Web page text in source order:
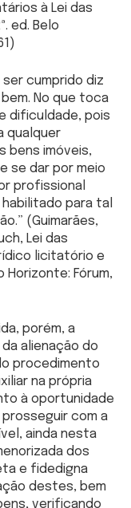
à Lei das
ed. Belo
cumprido diz
No que toca
dificuldade, pois
qualquer
bens imóveis,
se dar por meio
profissional
para tal
(Guimarães,
Lei das
licitatório e
Horizonte: Fórum,
porém, a
alienação do
procedimento
na própria
à oportunidade
com a
ainda nesta
dos
e fidedigna
destes, bem
verificando